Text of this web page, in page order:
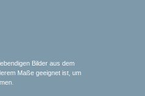
Bilder aus dem
Maße geeignet ist, um